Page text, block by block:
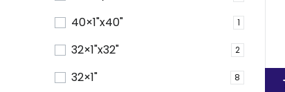
40×1"x40" 1
32×1"x32" 2
32×1" 8